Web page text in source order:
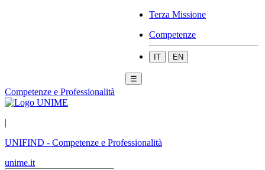
Terza Missione
Competenze
IT EN
☰
Competenze e Professionalità
|
UNIFIND - Competenze e Professionalità
unime.it